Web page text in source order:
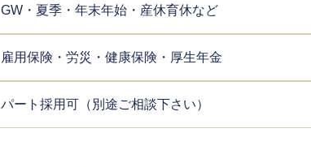
GW・夏季・年末年始・産休育休など
雇用保険・労災・健康保険・厚生年金
パート採用可（別途ご相談下さい）